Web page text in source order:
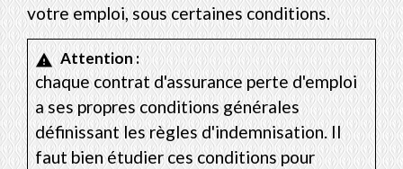
votre emploi, sous certaines conditions.
warning Attention :
chaque contrat d'assurance perte d'emploi
a ses propres conditions générales
définissant les règles d'indemnisation. Il
faut bien étudier ces conditions pour